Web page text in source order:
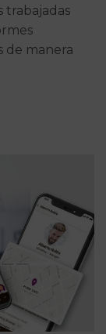
trabajadas
de manera